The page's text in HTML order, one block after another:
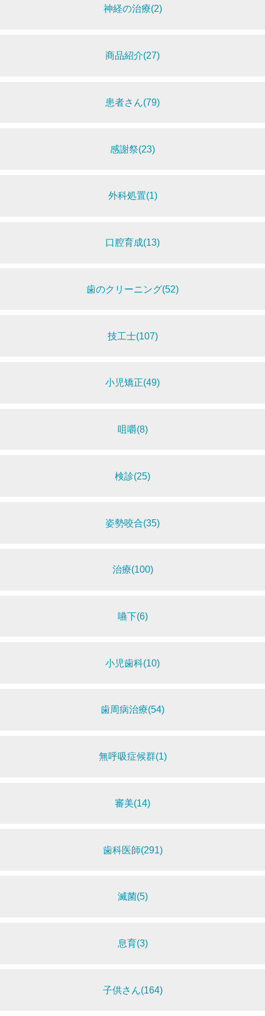
神経の治療(2)
商品紹介(27)
患者さん(79)
感謝祭(23)
外科処置(1)
口腔育成(13)
歯のクリーニング(52)
技工士(107)
小児矯正(49)
咀嚼(8)
検診(25)
姿勢咬合(35)
治療(100)
嚥下(6)
小児歯科(10)
歯周病治療(54)
無呼吸症候群(1)
審美(14)
歯科医師(291)
滅菌(5)
息育(3)
子供さん(164)